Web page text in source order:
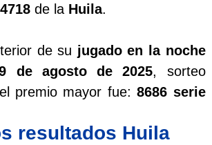
4718 de la Huila.
de su jugado en la noche
de agosto de 2025, sorteo
premio mayor fue:8686 serie
resultados Huila